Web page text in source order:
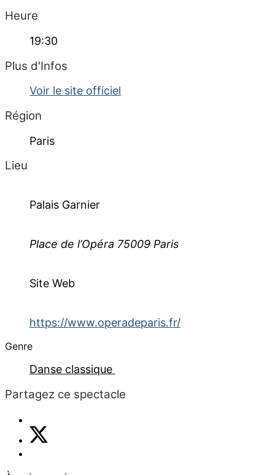
Heure
19:30
Plus d'Infos
Voir le site officiel
Région
Paris
Lieu
Palais Garnier
Place de l’Opéra 75009 Paris
Site Web
https://www.operadeparis.fr/
Genre
Danse classique
Partagez ce spectacle